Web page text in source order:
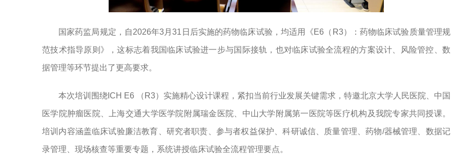
国家药监局规定，自2026年3月31日后实施的药物临床试验，均适用《E6（R3）：药物临床试验质量管理规
范技术指导原则》，这标志着我国临床试验进一步与国际接轨，也对临床试验全流程的方案设计、风险管控、数
据管理等环节提出了更高要求。
本次培训围绕ICH E6 （R3）实施精心设计课程，紧扣当前行业发展关键需求，特邀北京大学人民医院、中国
医学院肿瘤医院、上海交通大学医学院附属瑞金医院、中山大学附属第一医院等医疗机构及我院专家共同授课。
培训内容涵盖临床试验廉洁教育、研究者职责、参与者权益保护、科研诚信、质量管理、药物/器械管理、数据记
录管理、现场核查等重要专题，系统讲授临床试验全流程管理要点。